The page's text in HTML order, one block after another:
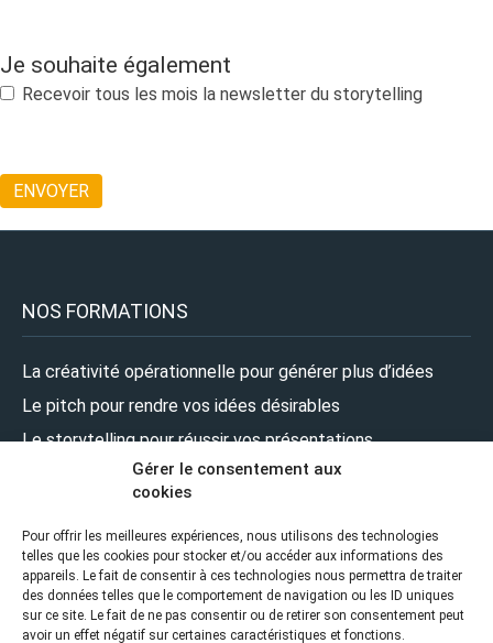
Gérer le consentement aux
cookies
Pour offrir les meilleures expériences, nous utilisons des technologies
telles que les cookies pour stocker et/ou accéder aux informations des
appareils. Le fait de consentir à ces technologies nous permettra de traiter
des données telles que le comportement de navigation ou les ID uniques
sur ce site. Le fait de ne pas consentir ou de retirer son consentement peut
avoir un effet négatif sur certaines caractéristiques et fonctions.
Je souhaite également
Recevoir tous les mois la newsletter du storytelling
NOS FORMATIONS
La créativité opérationnelle pour générer plus d’idées
Le pitch pour rendre vos idées désirables
Le storytelling pour réussir vos présentations
Le design pour renforcer l’impact de vos présentations
NOUS SUIVRE